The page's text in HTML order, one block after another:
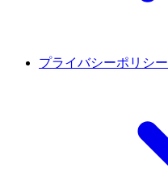
プライバシーポリシー